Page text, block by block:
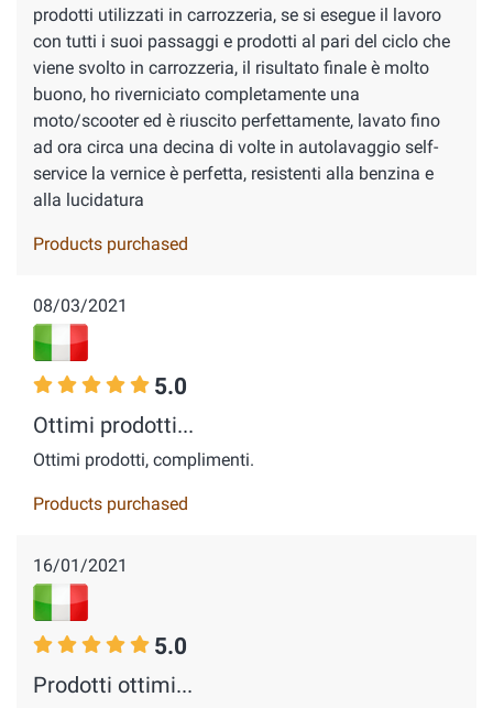
prodotti utilizzati in carrozzeria, se si esegue il lavoro
con tutti i suoi passaggi e prodotti al pari del ciclo che
viene svolto in carrozzeria, il risultato finale è molto
buono, ho riverniciato completamente una
moto/scooter ed è riuscito perfettamente, lavato fino
ad ora circa una decina di volte in autolavaggio self-
service la vernice è perfetta, resistenti alla benzina e
alla lucidatura
Products purchased
08/03/2021
5.0
Ottimi prodotti...
Ottimi prodotti, complimenti.
Products purchased
16/01/2021
5.0
Prodotti ottimi...